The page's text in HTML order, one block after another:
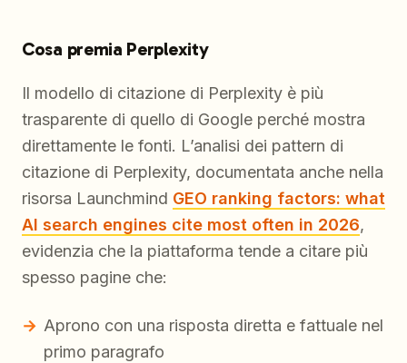
Cosa premia Perplexity
Il modello di citazione di Perplexity è più
trasparente di quello di Google perché mostra
direttamente le fonti. L’analisi dei pattern di
citazione di Perplexity, documentata anche nella
risorsa Launchmind GEO ranking factors: what
AI search engines cite most often in 2026,
evidenzia che la piattaforma tende a citare più
spesso pagine che:
Aprono con una risposta diretta e fattuale nel
primo paragrafo